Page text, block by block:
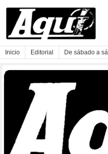
Inicio Editorial De sábado a